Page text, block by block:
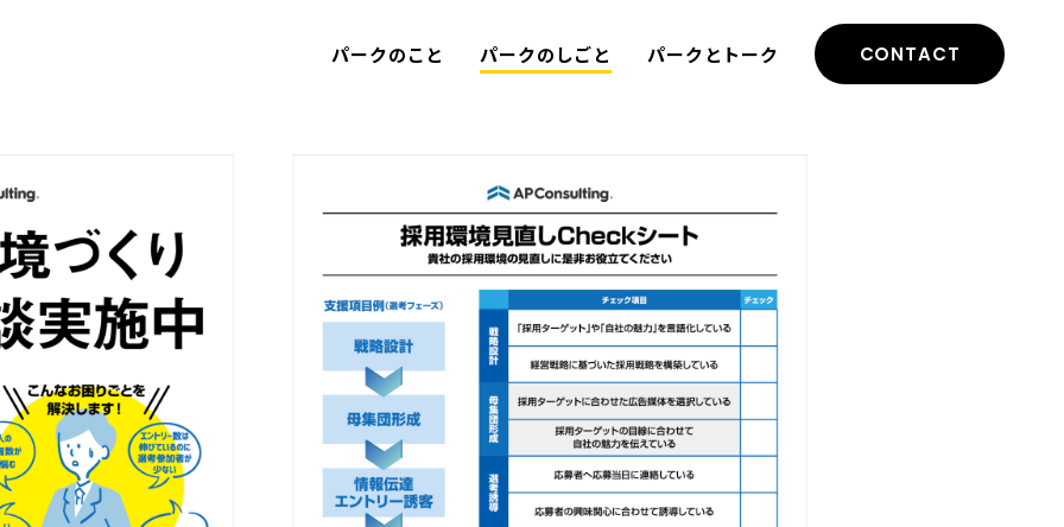
パークのこと パークのしごと パークとトーク CONTACT